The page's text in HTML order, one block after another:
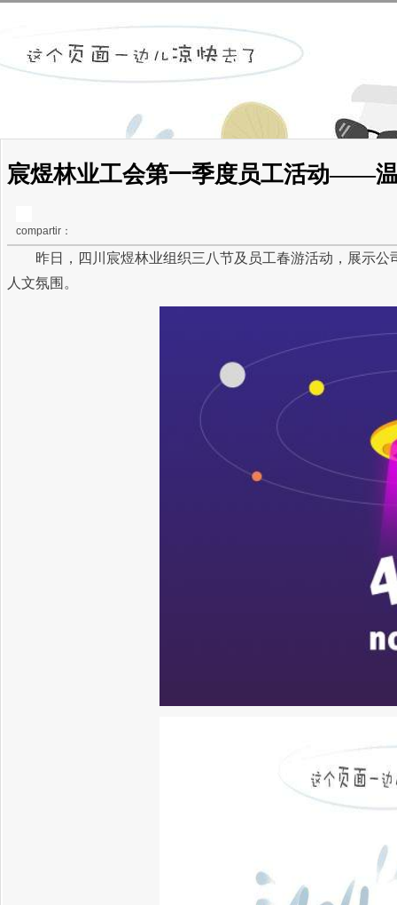
宸煜林业工会第一季度员工活动——
compartir：
昨日，四川宸煜林业组织三八节及员工春游活动，展示
人文氛围。